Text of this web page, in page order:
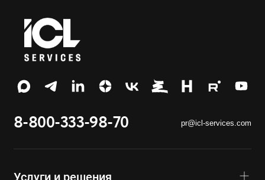
8-800-333-98-70 pr@icl-services.com